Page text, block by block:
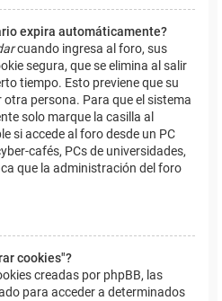
expira automáticamente?
cuando ingresa al foro, sus
segura, que se elimina al salir
tiempo. Esto previene que su
persona. Para que el sistema
solo marque la casilla al
si accede al foro desde un PC
cafés, PCs de universidades,
que la administración del foro
cookies"?
creadas por phpBB, las
para acceder a determinados